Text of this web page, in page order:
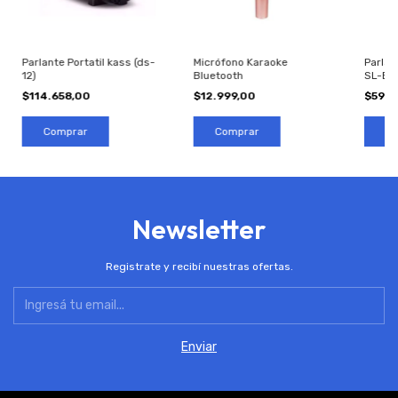
Parlante Portatil kass (ds-
12)
$114.658,00
Micrófono Karaoke
Bluetooth
$12.999,00
SL-
Newsletter
Registrate y recibí nuestras ofertas.